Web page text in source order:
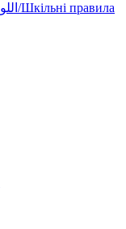
School regulations/اللوائح المدرسية/Шкільні правила